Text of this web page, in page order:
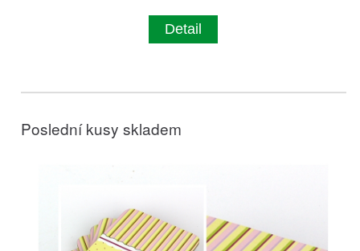
Detail
Poslední kusy skladem